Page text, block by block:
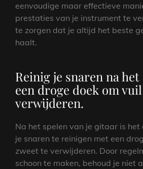
eenvoudige maar effectieve
prestaties van je instrument te
te zorgen dat je altijd het beste
haalt.
Reinig je snaren na
een droge doek om
verwijderen.
Na het spelen van je gitaar is het
je snaren te reinigen met een
zweet te verwijderen. Door
schoon te maken, behoud je niet